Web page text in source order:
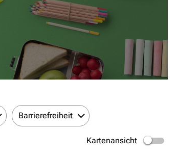
Barrierefreiheit
Kartenansicht